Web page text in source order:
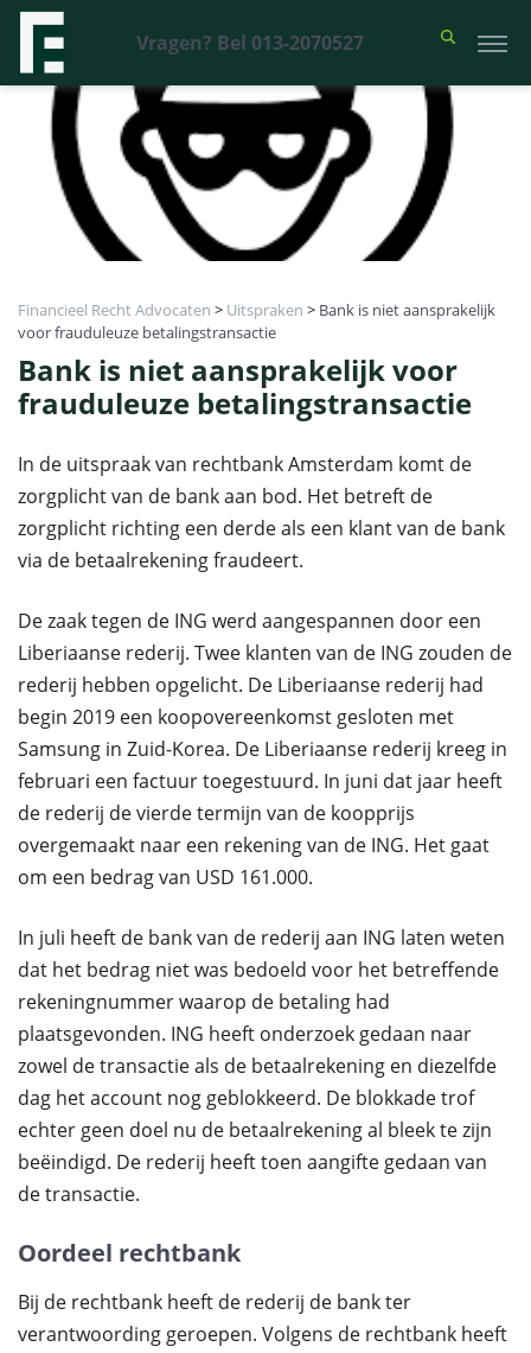
Vragen? Bel 013-2070527
Financieel Recht Advocaten > Uitspraken > Bank is niet aansprakelijk
voor frauduleuze betalingstransactie
Bank is niet aansprakelijk voor
frauduleuze betalingstransactie
In de uitspraak van rechtbank Amsterdam komt de
zorgplicht van de bank aan bod. Het betreft de
zorgplicht richting een derde als een klant van de bank
via de betaalrekening fraudeert.
De zaak tegen de ING werd aangespannen door een
Liberiaanse rederij. Twee klanten van de ING zouden de
rederij hebben opgelicht. De Liberiaanse rederij had
begin 2019 een koopovereenkomst gesloten met
Samsung in Zuid-Korea. De Liberiaanse rederij kreeg in
februari een factuur toegestuurd. In juni dat jaar heeft
de rederij de vierde termijn van de koopprijs
overgemaakt naar een rekening van de ING. Het gaat
om een bedrag van USD 161.000.
In juli heeft de bank van de rederij aan ING laten weten
dat het bedrag niet was bedoeld voor het betreffende
rekeningnummer waarop de betaling had
plaatsgevonden. ING heeft onderzoek gedaan naar
zowel de transactie als de betaalrekening en diezelfde
dag het account nog geblokkeerd. De blokkade trof
echter geen doel nu de betaalrekening al bleek te zijn
beëindigd. De rederij heeft toen aangifte gedaan van
de transactie.
Oordeel rechtbank
Bij de rechtbank heeft de rederij de bank ter
verantwoording geroepen. Volgens de rechtbank heeft